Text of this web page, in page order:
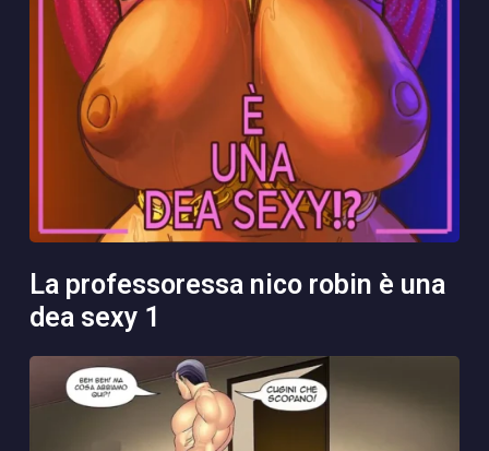
la professoressa nico robin è una
dea sexy 1